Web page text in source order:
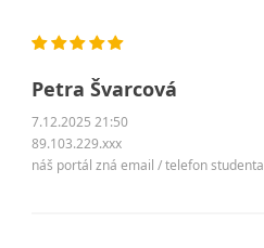
Petra Švarcová
7.12.2025 21:50
89.103.229.xxx
náš portál zná email / telefon studenta